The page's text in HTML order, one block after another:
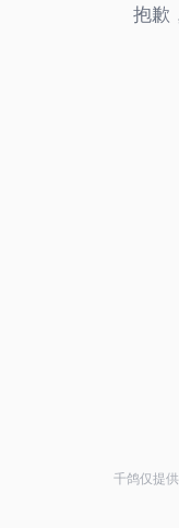
抱歉
千鸽仅提